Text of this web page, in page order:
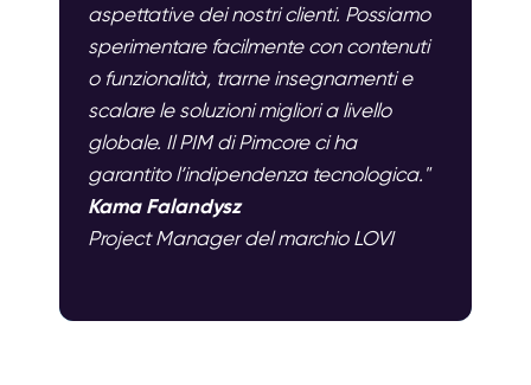
aspettative dei nostri clienti. Possiamo
sperimentare facilmente con contenuti
o funzionalità, trarne insegnamenti e
scalare le soluzioni migliori a livello
globale. Il PIM di Pimcore ci ha
garantito l’indipendenza tecnologica."
Kama Falandysz
Project Manager del marchio LOVI